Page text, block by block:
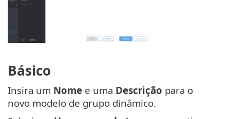
Básico
Insira um Nome e uma Descrição para o
novo modelo de grupo dinâmico.